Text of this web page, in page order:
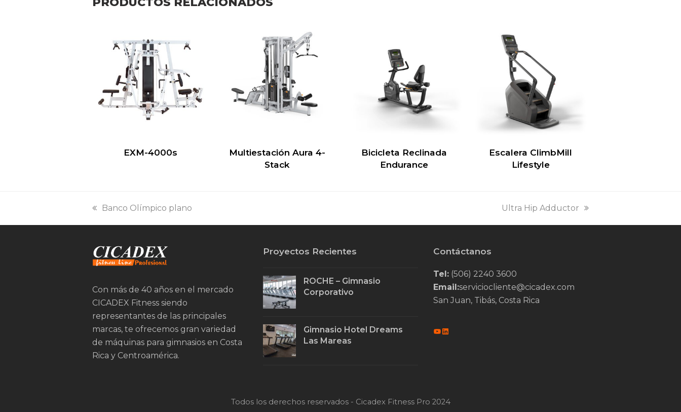
EXM-4000s
Multiestación Aura 4-
Stack
Bicicleta Reclinada
Endurance
Escalera ClimbMill
Lifestyle
previous
Banco Olímpico plano
next
Ultra Hip Adductor
Con más de 40 años en el mercado
CICADEX Fitness siendo
representantes de las principales
marcas, te ofrecemos gran variedad
de máquinas para gimnasios en Costa
Rica y Centroamérica.
Proyectos Recientes
ROCHE – Gimnasio
Corporativo
Gimnasio Hotel Dreams
Las Mareas
Contáctanos
Tel: (506) 2240 3600
Email:serviciocliente@cicadex.com
San Juan, Tibás, Costa Rica
YouTube
LinkedIn
Todos los derechos reservados - Cicadex Fitness Pro 2024